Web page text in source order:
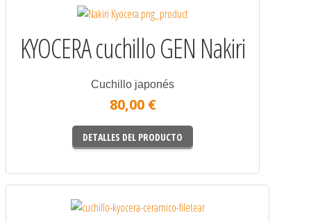
KYOCERA cuchillo GEN Nakiri
Cuchillo japonés
80,00 €
DETALLES DEL PRODUCTO